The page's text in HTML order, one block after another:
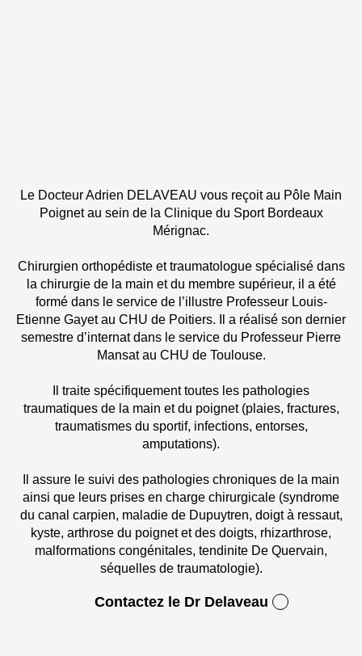
Le Docteur Adrien DELAVEAU vous reçoit au Pôle Main
Poignet au sein de la Clinique du Sport Bordeaux
Mérignac.
Chirurgien orthopédiste et traumatologue spécialisé dans
la chirurgie de la main et du membre supérieur, il a été
formé dans le service de l’illustre Professeur Louis-
Etienne Gayet au CHU de Poitiers. Il a réalisé son dernier
semestre d’internat dans le service du Professeur Pierre
Mansat au CHU de Toulouse.
Il traite spécifiquement toutes les pathologies
traumatiques de la main et du poignet (plaies, fractures,
traumatismes du sportif, infections, entorses,
amputations).
Il assure le suivi des pathologies chroniques de la main
ainsi que leurs prises en charge chirurgicale (syndrome
du canal carpien, maladie de Dupuytren, doigt à ressaut,
kyste, arthrose du poignet et des doigts, rhizarthrose,
malformations congénitales, tendinite De Quervain,
séquelles de traumatologie).
Contactez le Dr Delaveau